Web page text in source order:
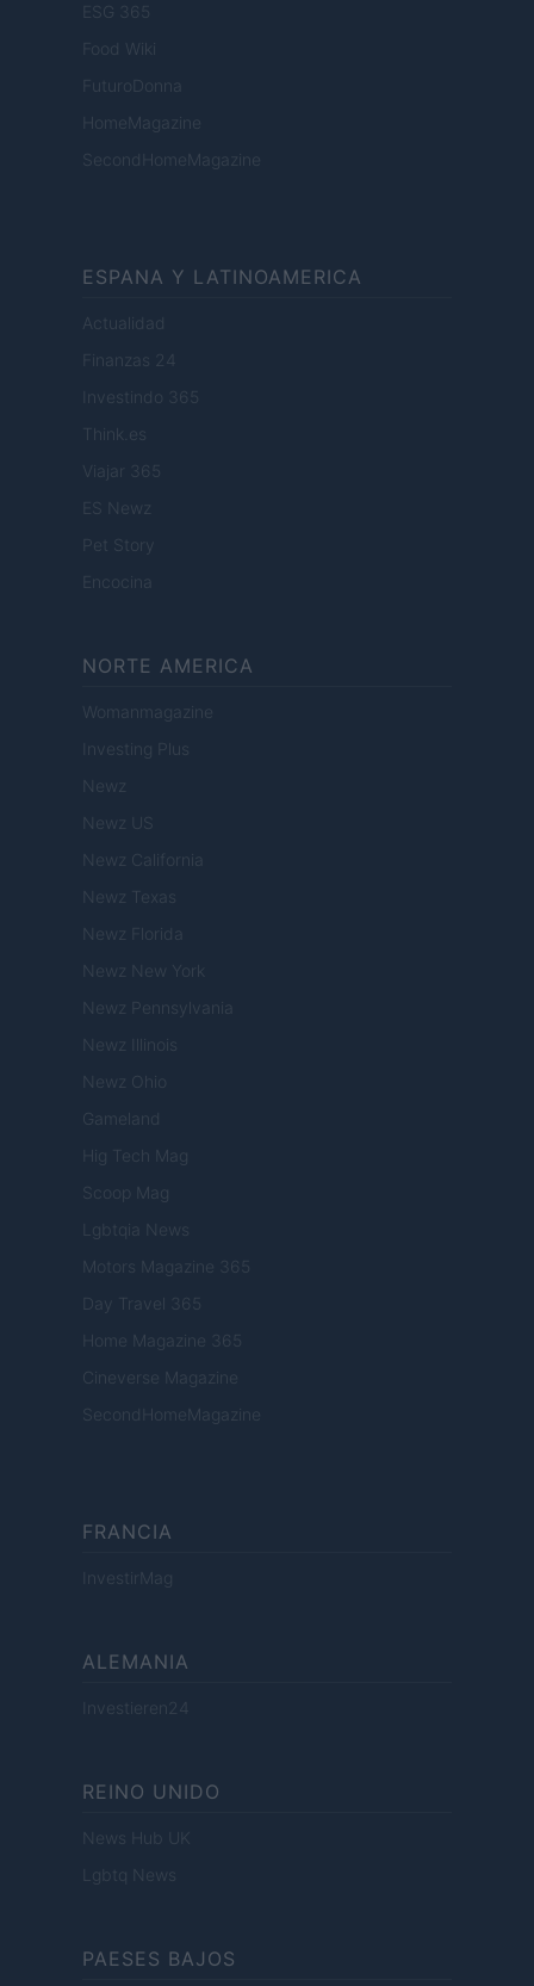
ESG 365
Food Wiki
FuturoDonna
HomeMagazine
SecondHomeMagazine
ESPANA Y LATINOAMERICA
Actualidad
Finanzas 24
Investindo 365
Think.es
Viajar 365
ES Newz
Pet Story
Encocina
NORTE AMERICA
Womanmagazine
Investing Plus
Newz
Newz US
Newz California
Newz Texas
Newz Florida
Newz New York
Newz Pennsylvania
Newz Illinois
Newz Ohio
Gameland
Hig Tech Mag
Scoop Mag
Lgbtqia News
Motors Magazine 365
Day Travel 365
Home Magazine 365
Cineverse Magazine
SecondHomeMagazine
FRANCIA
InvestirMag
ALEMANIA
Investieren24
REINO UNIDO
News Hub UK
Lgbtq News
PAESES BAJOS